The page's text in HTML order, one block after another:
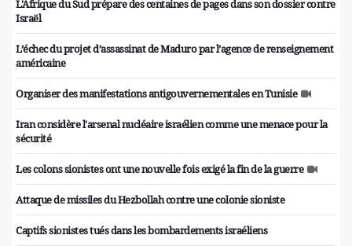
L'Afrique du Sud prépare des centaines de pages dans son dossier contre
Israël
L’échec du projet d’assassinat de Maduro par l’agence de renseignement
américaine
Organiser des manifestations antigouvernementales en Tunisie
Iran considère l'arsenal nucléaire israélien comme une menace pour la
sécurité
Les colons sionistes ont une nouvelle fois exigé la fin de la guerre
Attaque de missiles du Hezbollah contre une colonie sioniste
Captifs sionistes tués dans les bombardements israéliens